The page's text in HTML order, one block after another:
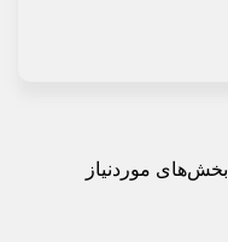
بخش‌های موردنیاز